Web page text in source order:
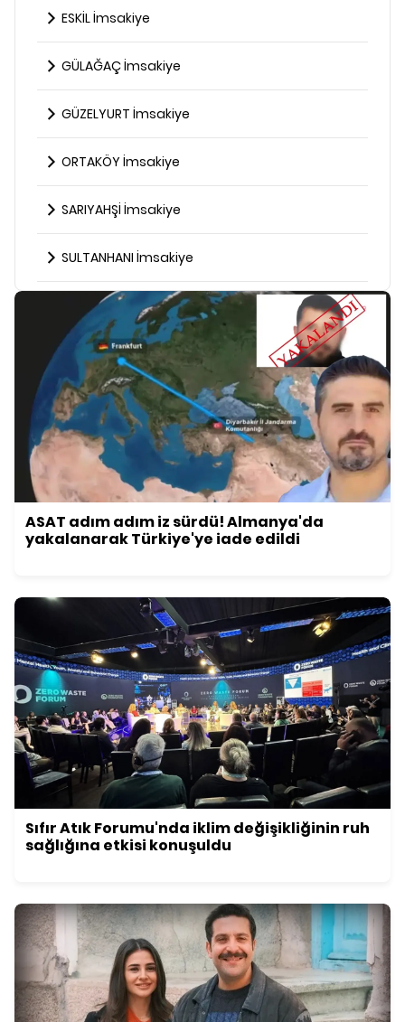
ESKİL İmsakiye
GÜLAĞAÇ İmsakiye
GÜZELYURT İmsakiye
ORTAKÖY İmsakiye
SARIYAHŞİ İmsakiye
SULTANHANI İmsakiye
ASAT adım adım iz sürdü! Almanya'da
yakalanarak Türkiye'ye iade edildi
Sıfır Atık Forumu'nda iklim değişikliğinin ruh
sağlığına etkisi konuşuldu